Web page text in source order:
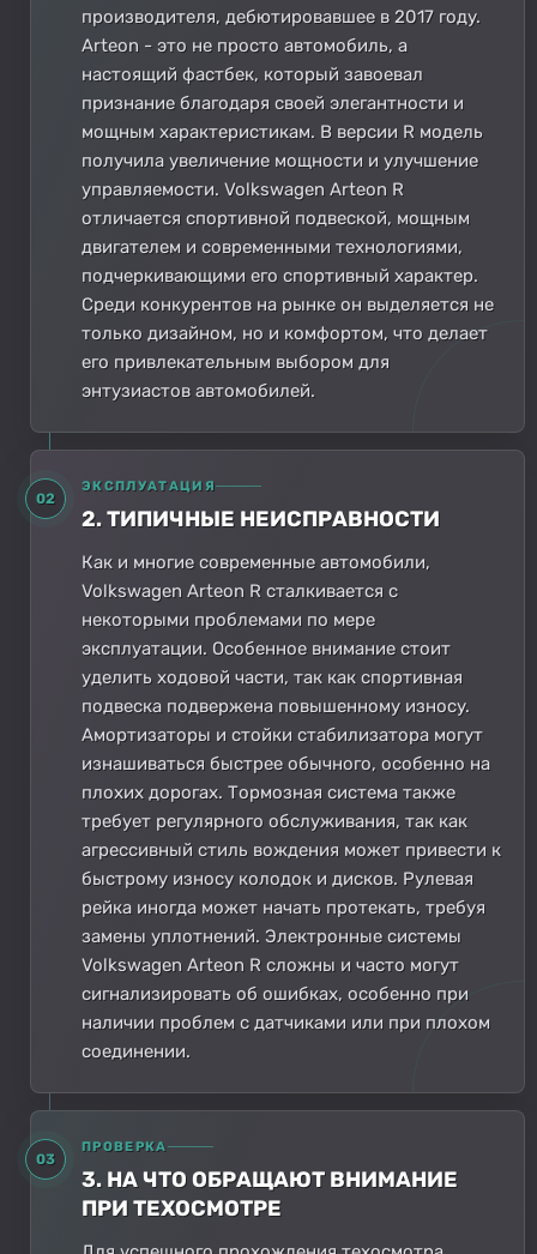
производителя, дебютировавшее в 2017 году.
Arteon - это не просто автомобиль, а
настоящий фастбек, который завоевал
признание благодаря своей элегантности и
мощным характеристикам. В версии R модель
получила увеличение мощности и улучшение
управляемости. Volkswagen Arteon R
отличается спортивной подвеской, мощным
двигателем и современными технологиями,
подчеркивающими его спортивный характер.
Среди конкурентов на рынке он выделяется не
только дизайном, но и комфортом, что делает
его привлекательным выбором для
энтузиастов автомобилей.
02
ЭКСПЛУАТАЦИЯ
2. ТИПИЧНЫЕ НЕИСПРАВНОСТИ
Как и многие современные автомобили,
Volkswagen Arteon R сталкивается с
некоторыми проблемами по мере
эксплуатации. Особенное внимание стоит
уделить ходовой части, так как спортивная
подвеска подвержена повышенному износу.
Амортизаторы и стойки стабилизатора могут
изнашиваться быстрее обычного, особенно на
плохих дорогах. Тормозная система также
требует регулярного обслуживания, так как
агрессивный стиль вождения может привести к
быстрому износу колодок и дисков. Рулевая
рейка иногда может начать протекать, требуя
замены уплотнений. Электронные системы
Volkswagen Arteon R сложны и часто могут
сигнализировать об ошибках, особенно при
наличии проблем с датчиками или при плохом
соединении.
03
ПРОВЕРКА
3. НА ЧТО ОБРАЩАЮТ ВНИМАНИЕ
ПРИ ТЕХОСМОТРЕ